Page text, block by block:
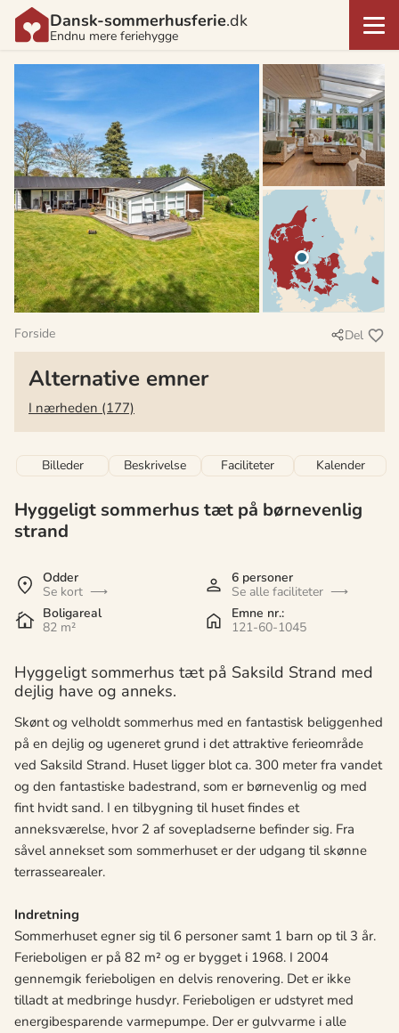
Dansk-sommerhusferie.dk
Endnu mere feriehygge
Forside Del
Alternative emner
I nærheden (177)
Billeder Beskrivelse Faciliteter Kalender
Hyggeligt sommerhus tæt på børnevenlig
strand
Odder
Se kort
6 personer
Se alle faciliteter
Boligareal
82 m²
Emne nr.:
121-60-1045
Hyggeligt sommerhus tæt på Saksild Strand med
dejlig have og anneks.
Skønt og velholdt sommerhus med en fantastisk beliggenhed
på en dejlig og ugeneret grund i det attraktive ferieområde
ved Saksild Strand. Huset ligger blot ca. 300 meter fra vandet
og den fantastiske badestrand, som er børnevenlig og med
fint hvidt sand. I en tilbygning til huset findes et
anneksværelse, hvor 2 af sovepladserne befinder sig. Fra
såvel annekset som sommerhuset er der udgang til skønne
terrassearealer.
Indretning
Sommerhuset egner sig til 6 personer samt 1 barn op til 3 år.
Ferieboligen er på 82 m² og er bygget i 1968. I 2004
gennemgik ferieboligen en delvis renovering. Det er ikke
tilladt at medbringe husdyr. Ferieboligen er udstyret med
energibesparende varmepumpe. Der er gulvvarme i alle